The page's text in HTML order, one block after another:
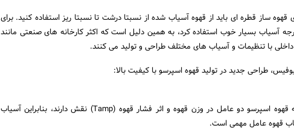
قهوه ساز قطره ای باید از قهوه آسیاب شده از نسبتا درشت تا نسبتا ریز استفاده کنید. برای
آسیاب بسیار خوب استفاده کرد، به همین دلیل است که اکثر کارخانه های صنعتی مانند
داخلی با تنظیمات و آسیاب های مختلف طراحی و تولید می کنند.
همانطور که می دانید در تهیه قهوه اسپرسو دو عامل در وزن قهوه و اثر فشار قهوه (Tamp) نقش دارند، بنابراین آسیاب
قهوه عامل مهمی است.